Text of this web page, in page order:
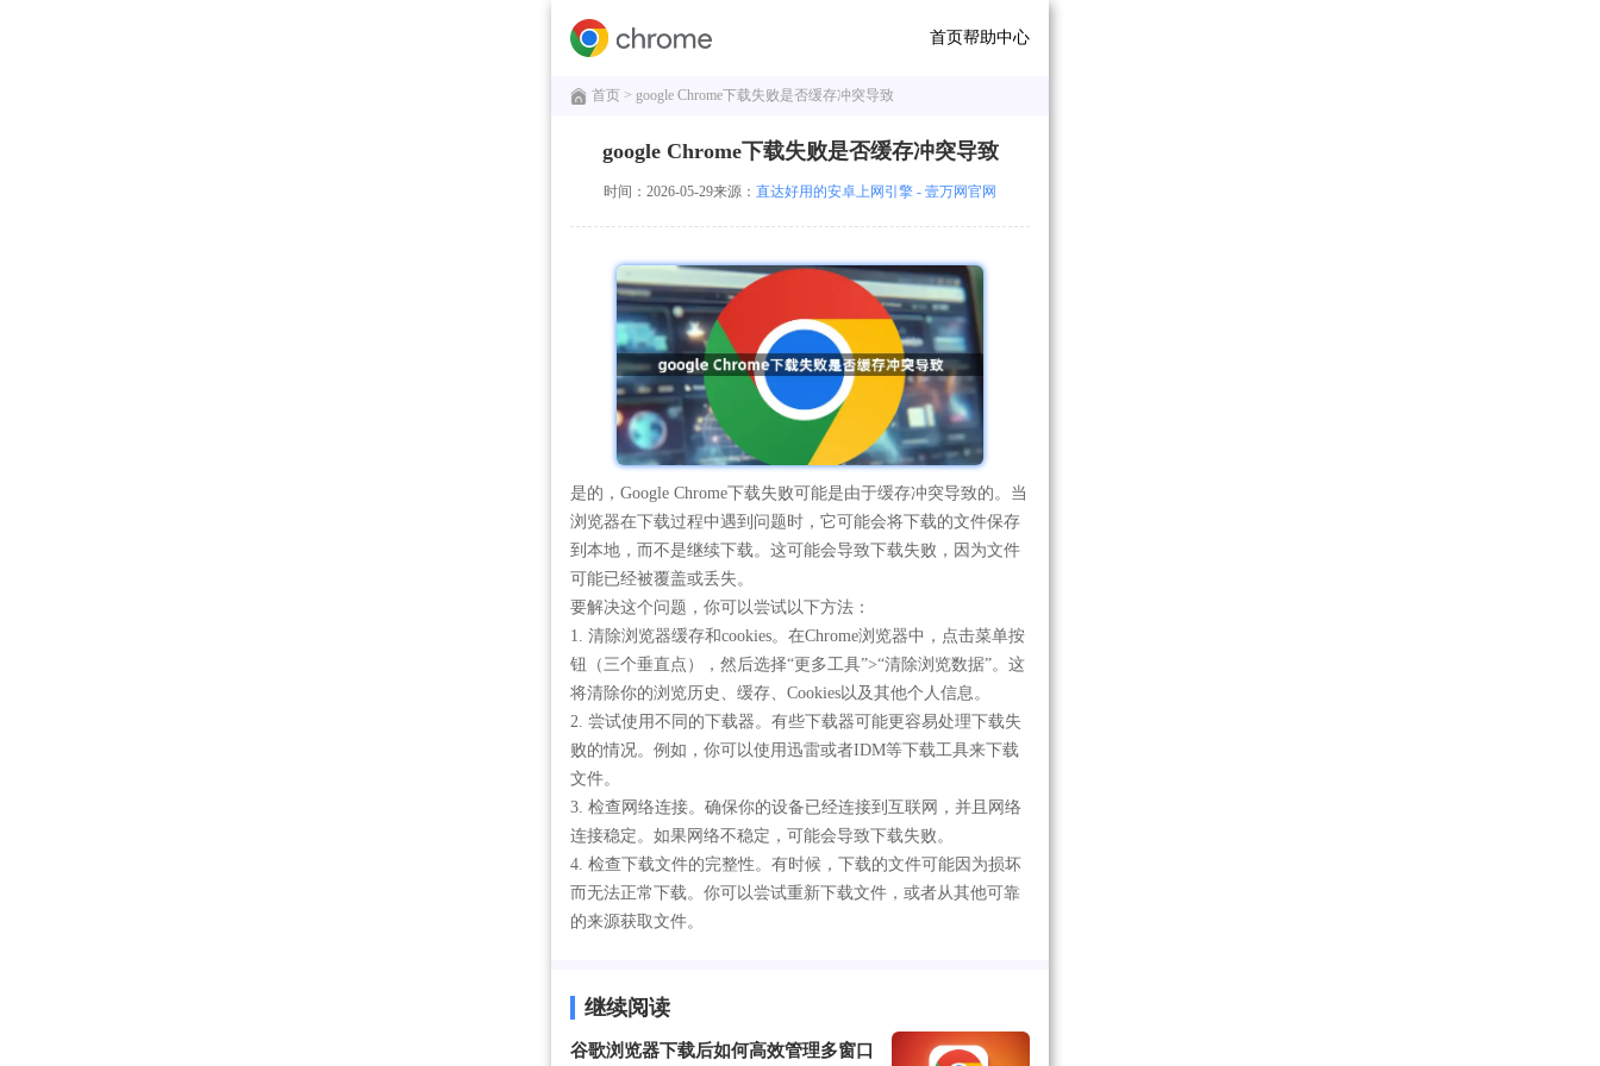
首页帮助中心
首页 > google Chrome下载失败是否缓存冲突导致
google Chrome下载失败是否缓存冲突导致
时间：2026-05-29来源： 直达好用的安卓上网引擎 - 壹万网官网
是的，Google Chrome下载失败可能是由于缓存冲突导致的。当
浏览器在下载过程中遇到问题时，它可能会将下载的文件保存
到本地，而不是继续下载。这可能会导致下载失败，因为文件
可能已经被覆盖或丢失。
要解决这个问题，你可以尝试以下方法：
1. 清除浏览器缓存和cookies。在Chrome浏览器中，点击菜单按
钮（三个垂直点），然后选择“更多工具”>“清除浏览数据”。这
将清除你的浏览历史、缓存、Cookies以及其他个人信息。
2. 尝试使用不同的下载器。有些下载器可能更容易处理下载失
败的情况。例如，你可以使用迅雷或者IDM等下载工具来下载
文件。
3. 检查网络连接。确保你的设备已经连接到互联网，并且网络
连接稳定。如果网络不稳定，可能会导致下载失败。
4. 检查下载文件的完整性。有时候，下载的文件可能因为损坏
而无法正常下载。你可以尝试重新下载文件，或者从其他可靠
的来源获取文件。
继续阅读
谷歌浏览器下载后如何高效管理多窗口